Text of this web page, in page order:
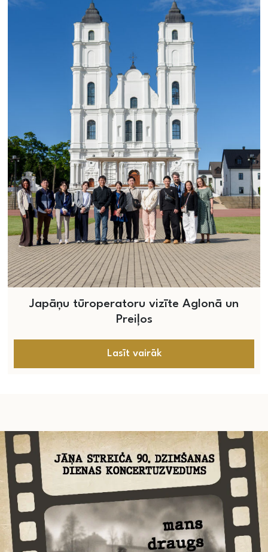
Japāņu tūroperatoru vizīte Aglonā un
Preiļos
Lasīt vairāk